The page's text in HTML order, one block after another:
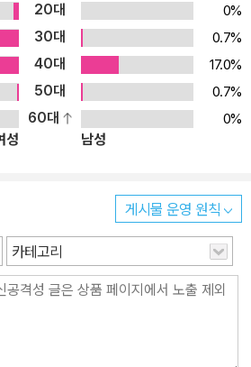
양음악의 최변방에서 윤
듯 위대한 음악가로 ‘성장’할 수 있었을
윤이상 할아버지가 고향 통영과 어떻게
정을 가지게 된 뒤로 얼마나 부단히 노력
‘소리들’과 스승을 찾아 길을 떠나는 윤
아버지를 ‘온전히’ 설명하는 방법은 되지
수식하는 가장 유명한 말은 바로 ‘상처받
꾸는데, 이 용은 상처를 입고 하늘로 끝끝
. 이 ‘상처받은 용’은 할아버지의 삶 전체를
20대
0%
30대
0.7%
40대
17.0%
50대
0.7%
60대
0%
성
남성
게시물 운영 원칙
카테고리